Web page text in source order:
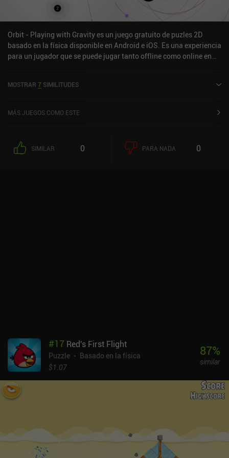
gran entretenimiento para toda la familia. Inventioneers es un
juego premium de 2,99 $, pero también hay una versión demo
gratuita con un único iAP para desbloquear el juego completo.
Orbit - Playing with Gravity es un juego gratuito de puzles 2D
basado en la física disponible en Android e iOS. Es una experiencia
para un jugador que se puede jugar tanto offline como online en
Play y de 4,8 sobre 5,0 en la App Store de iOS.
MOSTRAR 7 SIMILITUDES
MÁS JUEGOS COMO ESTE
SIMILAR 0 PARA NADA 0
#17 Red's First Flight
Puzzle
Basado en la física
$1.07
87%
similar